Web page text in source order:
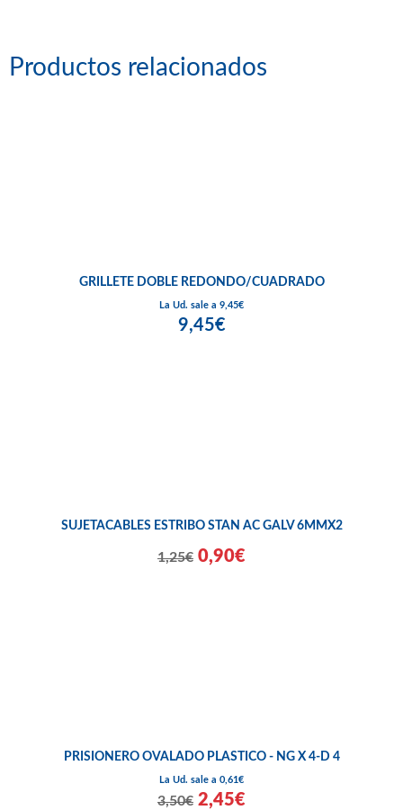
Productos relacionados
GRILLETE DOBLE REDONDO/CUADRADO
La Ud. sale a 9,45€
9,45€
SUJETACABLES ESTRIBO STAN AC GALV 6MMX2
1,25€ 0,90€
PRISIONERO OVALADO PLASTICO - NG X 4-D 4
La Ud. sale a 0,61€
3,50€ 2,45€